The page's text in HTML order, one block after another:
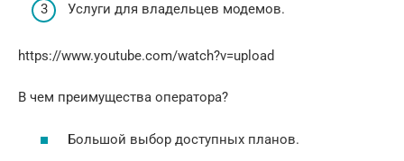
Услуги для владельцев модемов.
https://www.youtube.com/watch?v=upload
В чем преимущества оператора?
Большой выбор доступных планов.